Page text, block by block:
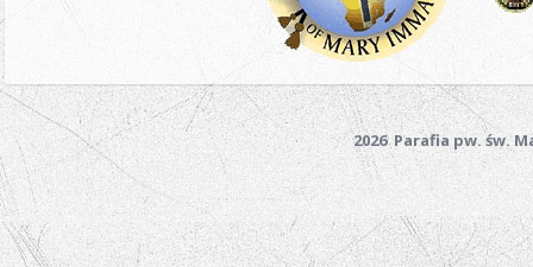
2026 Parafia pw. św.